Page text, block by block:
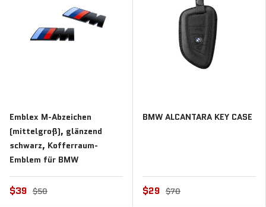
Emblex M-Abzeichen
(mittelgroß), glänzend
schwarz, Kofferraum-
Emblem für BMW
$39 $50
BMW ALCANTARA KEY CASE
$29 $70